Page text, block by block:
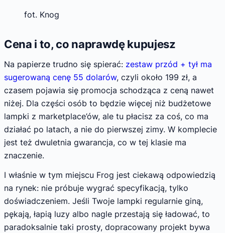
fot. Knog
Cena i to, co naprawdę kupujesz
Na papierze trudno się spierać: zestaw przód + tył ma
sugerowaną cenę 55 dolarów, czyli około 199 zł, a
czasem pojawia się promocja schodząca z ceną nawet
niżej. Dla części osób to będzie więcej niż budżetowe
lampki z marketplace’ów, ale tu płacisz za coś, co ma
działać po latach, a nie do pierwszej zimy. W komplecie
jest też dwuletnia gwarancja, co w tej klasie ma
znaczenie.
I właśnie w tym miejscu Frog jest ciekawą odpowiedzią
na rynek: nie próbuje wygrać specyfikacją, tylko
doświadczeniem. Jeśli Twoje lampki regularnie giną,
pękają, łapią luzy albo nagle przestają się ładować, to
paradoksalnie taki prosty, dopracowany projekt bywa